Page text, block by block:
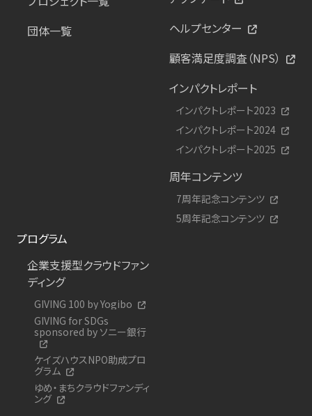
団体一覧
ヘルプセンター
顧客満足度調査（NPS）
インパクトレポート
インパクトレポート2023
インパクトレポート2024
インパクトレポート2025
周年コンテンツ
7周年記念コンテンツ
5周年記念コンテンツ
プログラム
企業支援型クラウドファン
ディング
GIVING 100 by Yogibo
GIVING for SDGs
sponsored by ソニー銀行
ケイズハウスNPO助成プロ
グラム
ゆめ・まちクラウドファンディ
ング